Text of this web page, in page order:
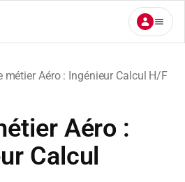
métier Aéro : Ingénieur Calcul H/F
Aéro :
Calcul